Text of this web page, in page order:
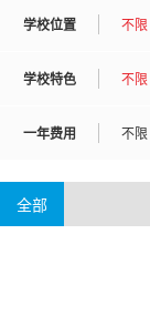
学校位置 不限
俄
学校特色 不限
一年费用 不限
全部